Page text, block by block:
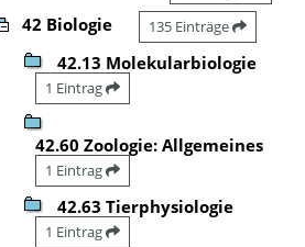
42 Biologie 135 Einträge
42.13 Molekularbiologie
1 Eintrag
42.60 Zoologie: Allgemeines
1 Eintrag
42.63 Tierphysiologie
1 Eintrag